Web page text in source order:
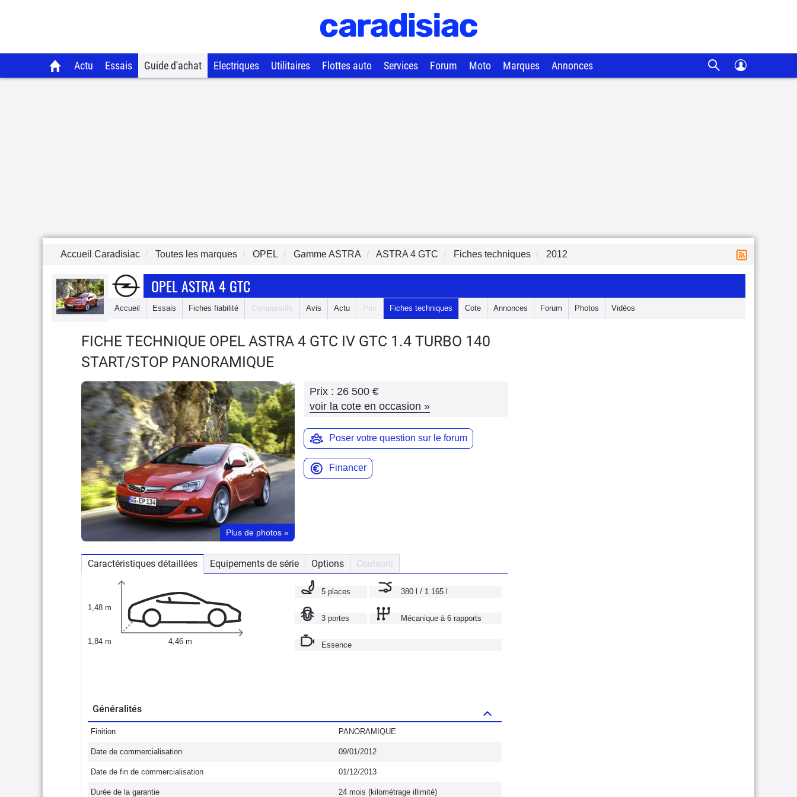
Actu Essais Guide d'achat Electriques Utilitaires Flottes auto Services Forum Moto Marques Annonces
Accueil Caradisiac Toutes les marques OPEL GammeASTRA ASTRA 4 GTC Fiches techniques 2012
OPEL ASTRA 4 GTC
Accueil Essais Fiches fiabilité Comparatifs Avis Actu Prix Fiches techniques Cote Annonces Forum Photos Vidéos
FICHE TECHNIQUE OPEL ASTRA 4 GTC IV GTC 1.4 TURBO 140
START/STOP PANORAMIQUE
Plus de photos »
Prix : 26 500 €
voir la cote en occasion »
Poser votre question sur le forum
Financer
Caractéristiques détaillées Equipements de série Options Couleurs
1,48 m
1,84 m 4,46 m
5 places 380 l / 1 165 l
3 portes Mécanique à 6 rapports
Essence
Généralités
Finition PANORAMIQUE
Date de commercialisation 09/01/2012
Date de fin de commercialisation 01/12/2013
Durée de la garantie 24 mois (kilométrage illimité)